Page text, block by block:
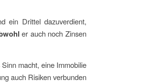
ein Drittel dazuverdient,
er auch noch Zinsen
macht, eine Immobilie
auch Risiken verbunden